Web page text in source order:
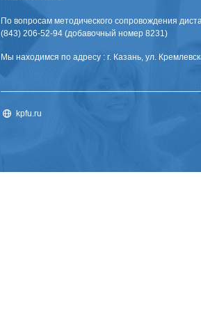
По вопросам методического сопровождения
(843) 206-52-94 (добавочный номер 8231)
Мы находимся по адресу : г. Казань, ул.
kpfu.ru